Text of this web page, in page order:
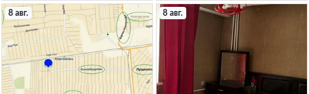
8 авг. 8 авг.